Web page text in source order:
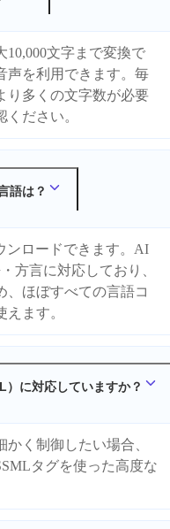
10,000文字まで変換で
声を利用できます。毎
り多くの文字数が必要
ださい。
語は？
ンロードできます。AI
方言に対応しており、
、ほぼすべての言語コ
ます。
に対応していますか？
く制御したい場合、
タグを使った高度な